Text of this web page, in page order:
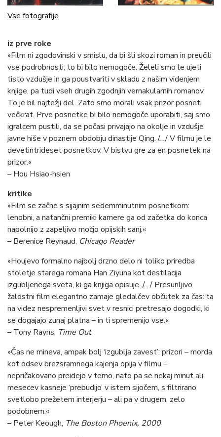
Vse fotografije
iz prve roke
»Film ni zgodovinski v smislu, da bi šli skozi roman in preučili
vse podrobnosti; to bi bilo nemogoče. Želeli smo le ujeti
tisto vzdušje in ga poustvariti v skladu z našim videnjem
knjige, pa tudi vseh drugih zgodnjih vernakularnih romanov.
To je bil najtežji del. Zato smo morali vsak prizor posneti
večkrat. Prve posnetke bi bilo nemogoče uporabiti, saj smo
igralcem pustili, da se počasi privajajo na okolje in vzdušje
javne hiše v poznem obdobju dinastije Qing. /…/ V filmu je le
devetintrideset posnetkov. V bistvu gre za en posnetek na
prizor.«
– Hou Hsiao-hsien
kritike
»Film se začne s sijajnim sedemminutnim posnetkom:
lenobni, a natančni premiki kamere ga od začetka do konca
napolnijo z zapeljivo močjo opijskih sanj.«
– Berenice Reynaud, Chicago Reader
»Houjevo formalno najbolj drzno delo ni toliko priredba
stoletje starega romana Han Ziyuna kot destilacija
izgubljenega sveta, ki ga knjiga opisuje. /…/ Presunljivo
žalostni film elegantno zamaje gledalčev občutek za čas: ta
na videz nespremenljivi svet v resnici pretresajo dogodki, ki
se dogajajo zunaj platna – in ti spremenijo vse.«
– Tony Rayns, Time Out
»Čas ne mineva, ampak bolj ‘izgublja zavest’; prizori – morda
kot odsev brezsramnega kajenja opija v filmu –
nepričakovano preidejo v temo, nato pa se nekaj minut ali
mesecev kasneje ‘prebudijo’ v istem sijočem, s filtrirano
svetlobo prežetem interjerju – ali pa v drugem, zelo
podobnem.«
– Peter Keough, The Boston Phoenix, 2000